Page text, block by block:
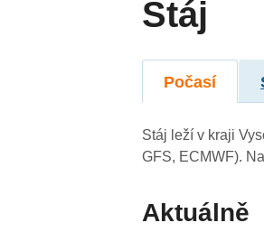
Stáj
Počasí
Stáj leží v kraji
GFS, ECMWF).
Aktuálně